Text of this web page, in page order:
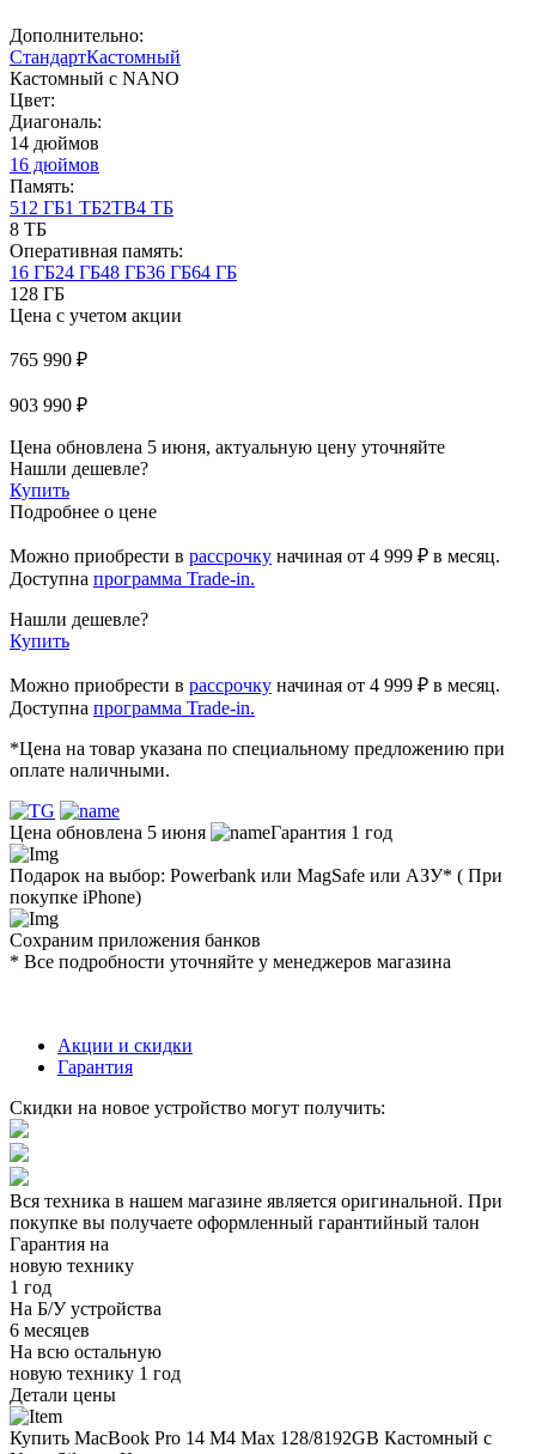
Дополнительно:
СтандартКастомный
Кастомный с NANO
Цвет:
Диагональ:
14 дюймов
16 дюймов
Память:
512 ГБ1 ТБ2TB4 ТБ
8 ТБ
Оперативная память:
16 ГБ24 ГБ48 ГБ36 ГБ64 ГБ
128 ГБ
Цена с учетом акции
765 990 ₽
903 990 ₽
Цена обновлена 5 июня, актуальную цену уточняйте
Нашли дешевле?
Купить
Подробнее о цене
Можно приобрести в рассрочку начиная от 4 999 ₽ в месяц.
Доступна программа Trade-in.
Нашли дешевле?
Купить
Можно приобрести в рассрочку начиная от 4 999 ₽ в месяц.
Доступна программа Trade-in.
*Цена на товар указана по специальному предложению при
оплате наличными.
Цена обновлена 5 июня Гарантия 1 год
Подарок на выбор: Powerbank или MagSafe или AЗУ* ( При
покупке iPhone)
Сохраним приложения банков
* Все подробности уточняйте у менеджеров магазина
Акции и скидки
Гарантия
Скидки на новое устройство могут получить:
Вся техника в нашем магазине является оригинальной. При
покупке вы получаете оформленный гарантийный талон
Гарантия на
новую технику
1 год
На Б/У устройства
6 месяцев
На всю остальную
новую технику 1 год
Детали цены
Купить MacBook Pro 14 M4 Max 128/8192GB Кастомный с